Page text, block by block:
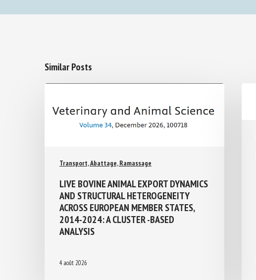
Similar Posts
Transport, Abattage, Ramassage
LIVE BOVINE ANIMAL EXPORT
DYNAMICS AND STRUCTURAL
HETEROGENEITY ACROSS EUROPEAN
MEMBER STATES, 2014-2024: A
CLUSTER -BASED ANALYSIS
4 août 2026